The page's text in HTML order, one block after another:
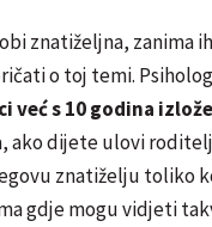
znatiželjna, zanima
o toj temi.
već s 10 godina
ako dijete ulovi
znatiželju toliko
gdje mogu vidjeti